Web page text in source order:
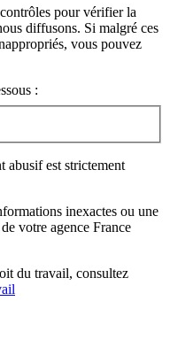
pour vérifier la
diffusons. Si malgré ces
vous pouvez
:
abusif est strictement
inexactes ou une
votre agence France
du travail, consultez